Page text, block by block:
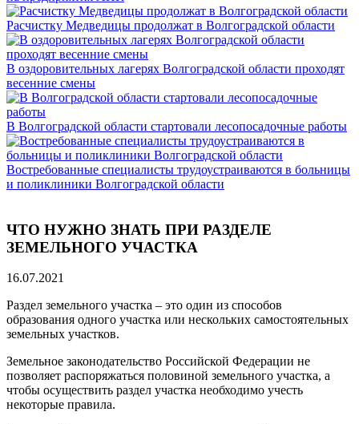
Расчистку Медведицы продолжат в Волгоградской области
В оздоровительных лагерях Волгоградской области проходят
весенние смены
В Волгоградской области стартовали лесопосадочные работы
Востребованные специалисты трудоустраиваются в больницы
и поликлиники Волгоградской области
ЧТО НУЖНО ЗНАТЬ ПРИ РАЗДЕЛЕ
ЗЕМЕЛЬНОГО УЧАСТКА
16.07.2021
Раздел земельного участка – это один из способов
образования одного участка или нескольких самостоятельных
земельных участков.
Земельное законодательство Российской Федерации не
позволяет распоряжаться половиной земельного участка, а
чтобы осуществить раздел участка необходимо учесть
некоторые правила.